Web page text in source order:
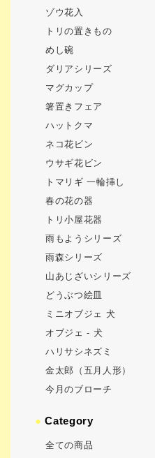
ゾウ花入
トリの置きもの
めし碗
ダリアシリーズ
マグカップ
箸置きフェア
ハットクマ
ネコ花ビン
ウサギ花ビン
トマリギ 一輪挿し
春の花の器
トリ小屋花器
雨もようシリーズ
雨森シリーズ
山あじざいシリーズ
どうぶつ絵皿
ミニオブジェ 犬
オブジェ - 犬
ハリサシネズミ
金太郎（五月人形）
今月のブローチ
●Category
全ての商品